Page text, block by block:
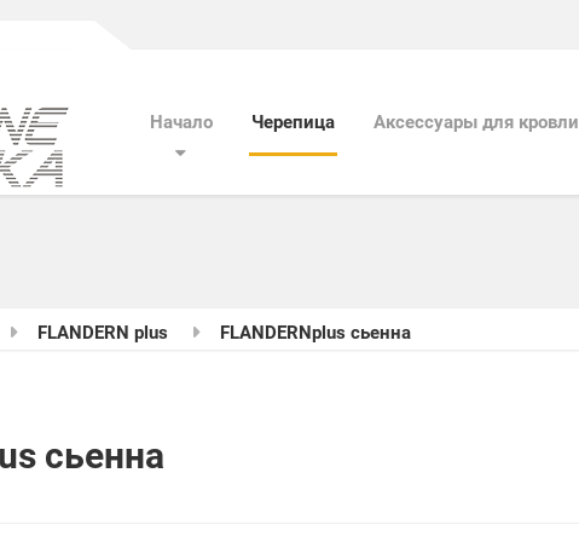
Начало Черепица Aксессуары для кровли
FLANDERN plus FLANDERNplus сьенна
сьенна